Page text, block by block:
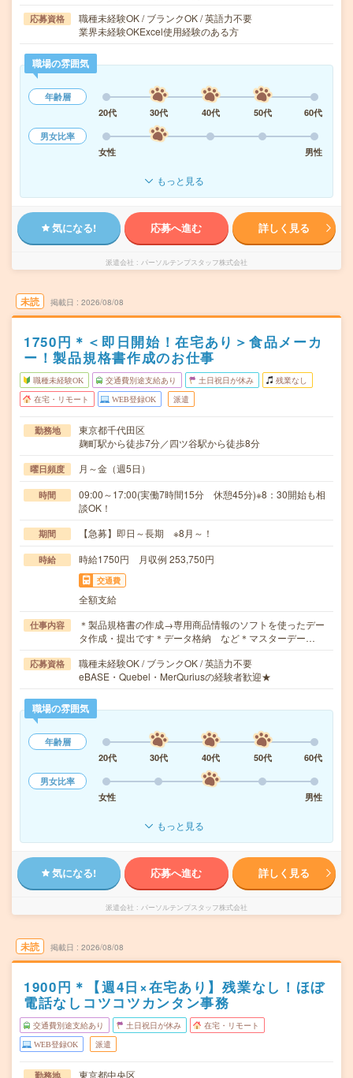
応募資格
職種未経験OK / ブランクOK / 英語力不要
業界未経験OKExcel使用経験のある方
職場の雰囲気
年齢層
20代
30代 40代 50代
60代
男女比率
女性
男性
もっと見る
気になる! 応募へ進む 詳しく見る
派遣会社 パーソルテンプスタッフ株式会社
未読 掲載日 2026/08/08
1750円＊＜即日開始！在宅あり＞食品メーカ
ー！製品規格書作成のお仕事
職種未経験OK 交通費別途支給あり 土日祝日が休み 残業なし
在宅・リモート WEB登録OK 派遣
勤務地
東京都千代田区
麹町駅から徒歩7分／四ツ谷駅から徒歩8分
曜日頻度 月～金（週5日）
時間
09:00～17:00(実働7時間15分 休憩45分)※8：30開始も相
談OK！
期間 【急募】即日～長期 ※8月～！
時給 時給1750円 月収例 253,750円
交通費
全額支給
仕事内容
＊製品規格書の作成→専用商品情報のソフトを使ったデー
タ作成・提出です＊データ格納 など＊マスターデー…
応募資格
職種未経験OK / ブランクOK / 英語力不要
eBASE・Quebel・MerQuriusの経験者歓迎★
職場の雰囲気
年齢層
20代
30代 40代 50代
60代
男女比率
女性
男性
もっと見る
気になる! 応募へ進む 詳しく見る
派遣会社 パーソルテンプスタッフ株式会社
未読 掲載日 2026/08/08
1900円＊【週4日×在宅あり】残業なし！ほぼ
電話なしコツコツカンタン事務
交通費別途支給あり 土日祝日が休み 在宅・リモート
WEB登録OK 派遣
勤務地 東京都中央区